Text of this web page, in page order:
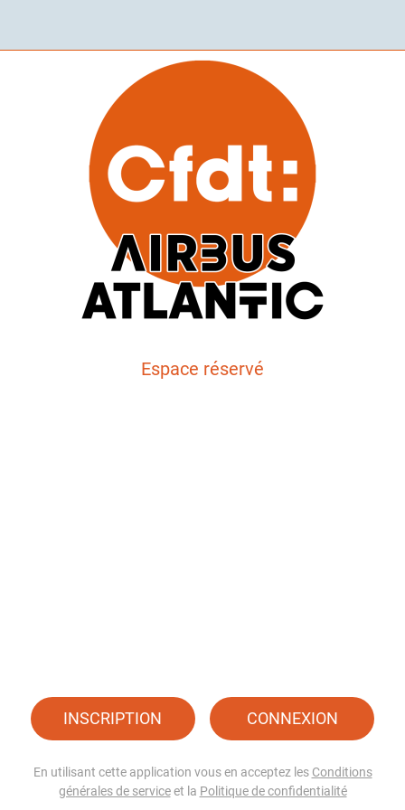
Espace réservé
INSCRIPTION CONNEXION
En utilisant cette application vous en acceptez les Conditions
générales de serviceet la Politique de confidentialité